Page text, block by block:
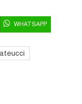
WHATSAPP